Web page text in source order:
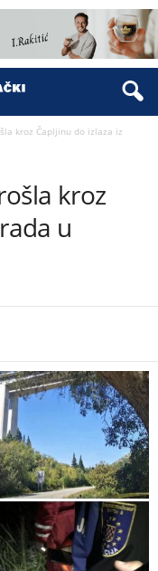
kroz Čapljinu do izlaza iz
kroz
u